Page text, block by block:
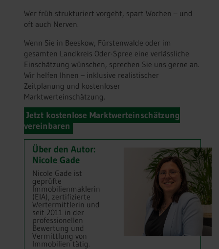
Wer früh strukturiert vorgeht, spart Wochen – und
oft auch Nerven.
Wenn Sie in Beeskow, Fürstenwalde oder im
gesamten Landkreis Oder-Spree eine verlässliche
Einschätzung wünschen, sprechen Sie uns gerne an.
Wir helfen Ihnen – inklusive realistischer
Zeitplanung und kostenloser
Marktwerteinschätzung.
Jetzt kostenlose Marktwerteinschätzung
vereinbaren
Über den Autor:
Nicole Gade
Nicole Gade ist
geprüfte
Immobilienmaklerin
(EIA), zertifizierte
Wertermittlerin und
seit 2011 in der
professionellen
Bewertung und
Vermittlung von
Immobilien tätig.